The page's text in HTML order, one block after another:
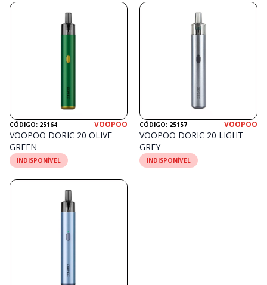
CÓDIGO: 25164 VOOPOO
VOOPOO DORIC 20 OLIVE
GREEN
INDISPONÍVEL
CÓDIGO: 25157 VOOPOO
VOOPOO DORIC 20 LIGHT
GREY
INDISPONÍVEL